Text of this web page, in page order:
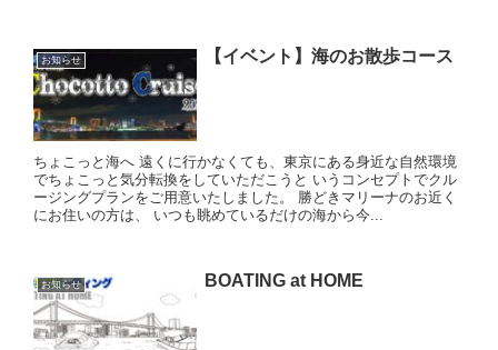
お知らせ 【イベント】海のお散歩コース
ちょこっと海へ 遠くに行かなくても、東京にある身近な自然環境
でちょこっと気分転換をしていただこうと いうコンセプトでクル
ージングプランをご用意いたしました。 勝どきマリーナのお近く
にお住いの方は、 いつも眺めているだけの海から今...
お知らせ BOATING at HOME